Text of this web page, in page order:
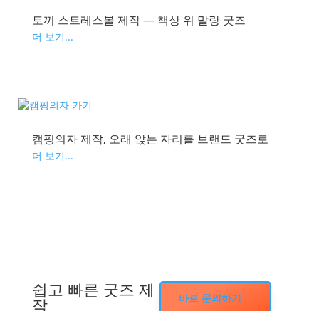
토끼 스트레스볼 제작 — 책상 위 말랑 굿즈
더 보기...
캠핑의자 제작, 오래 앉는 자리를 브랜드 굿즈로
더 보기...
쉽고 빠른 굿즈 제
작 바로 문의하기